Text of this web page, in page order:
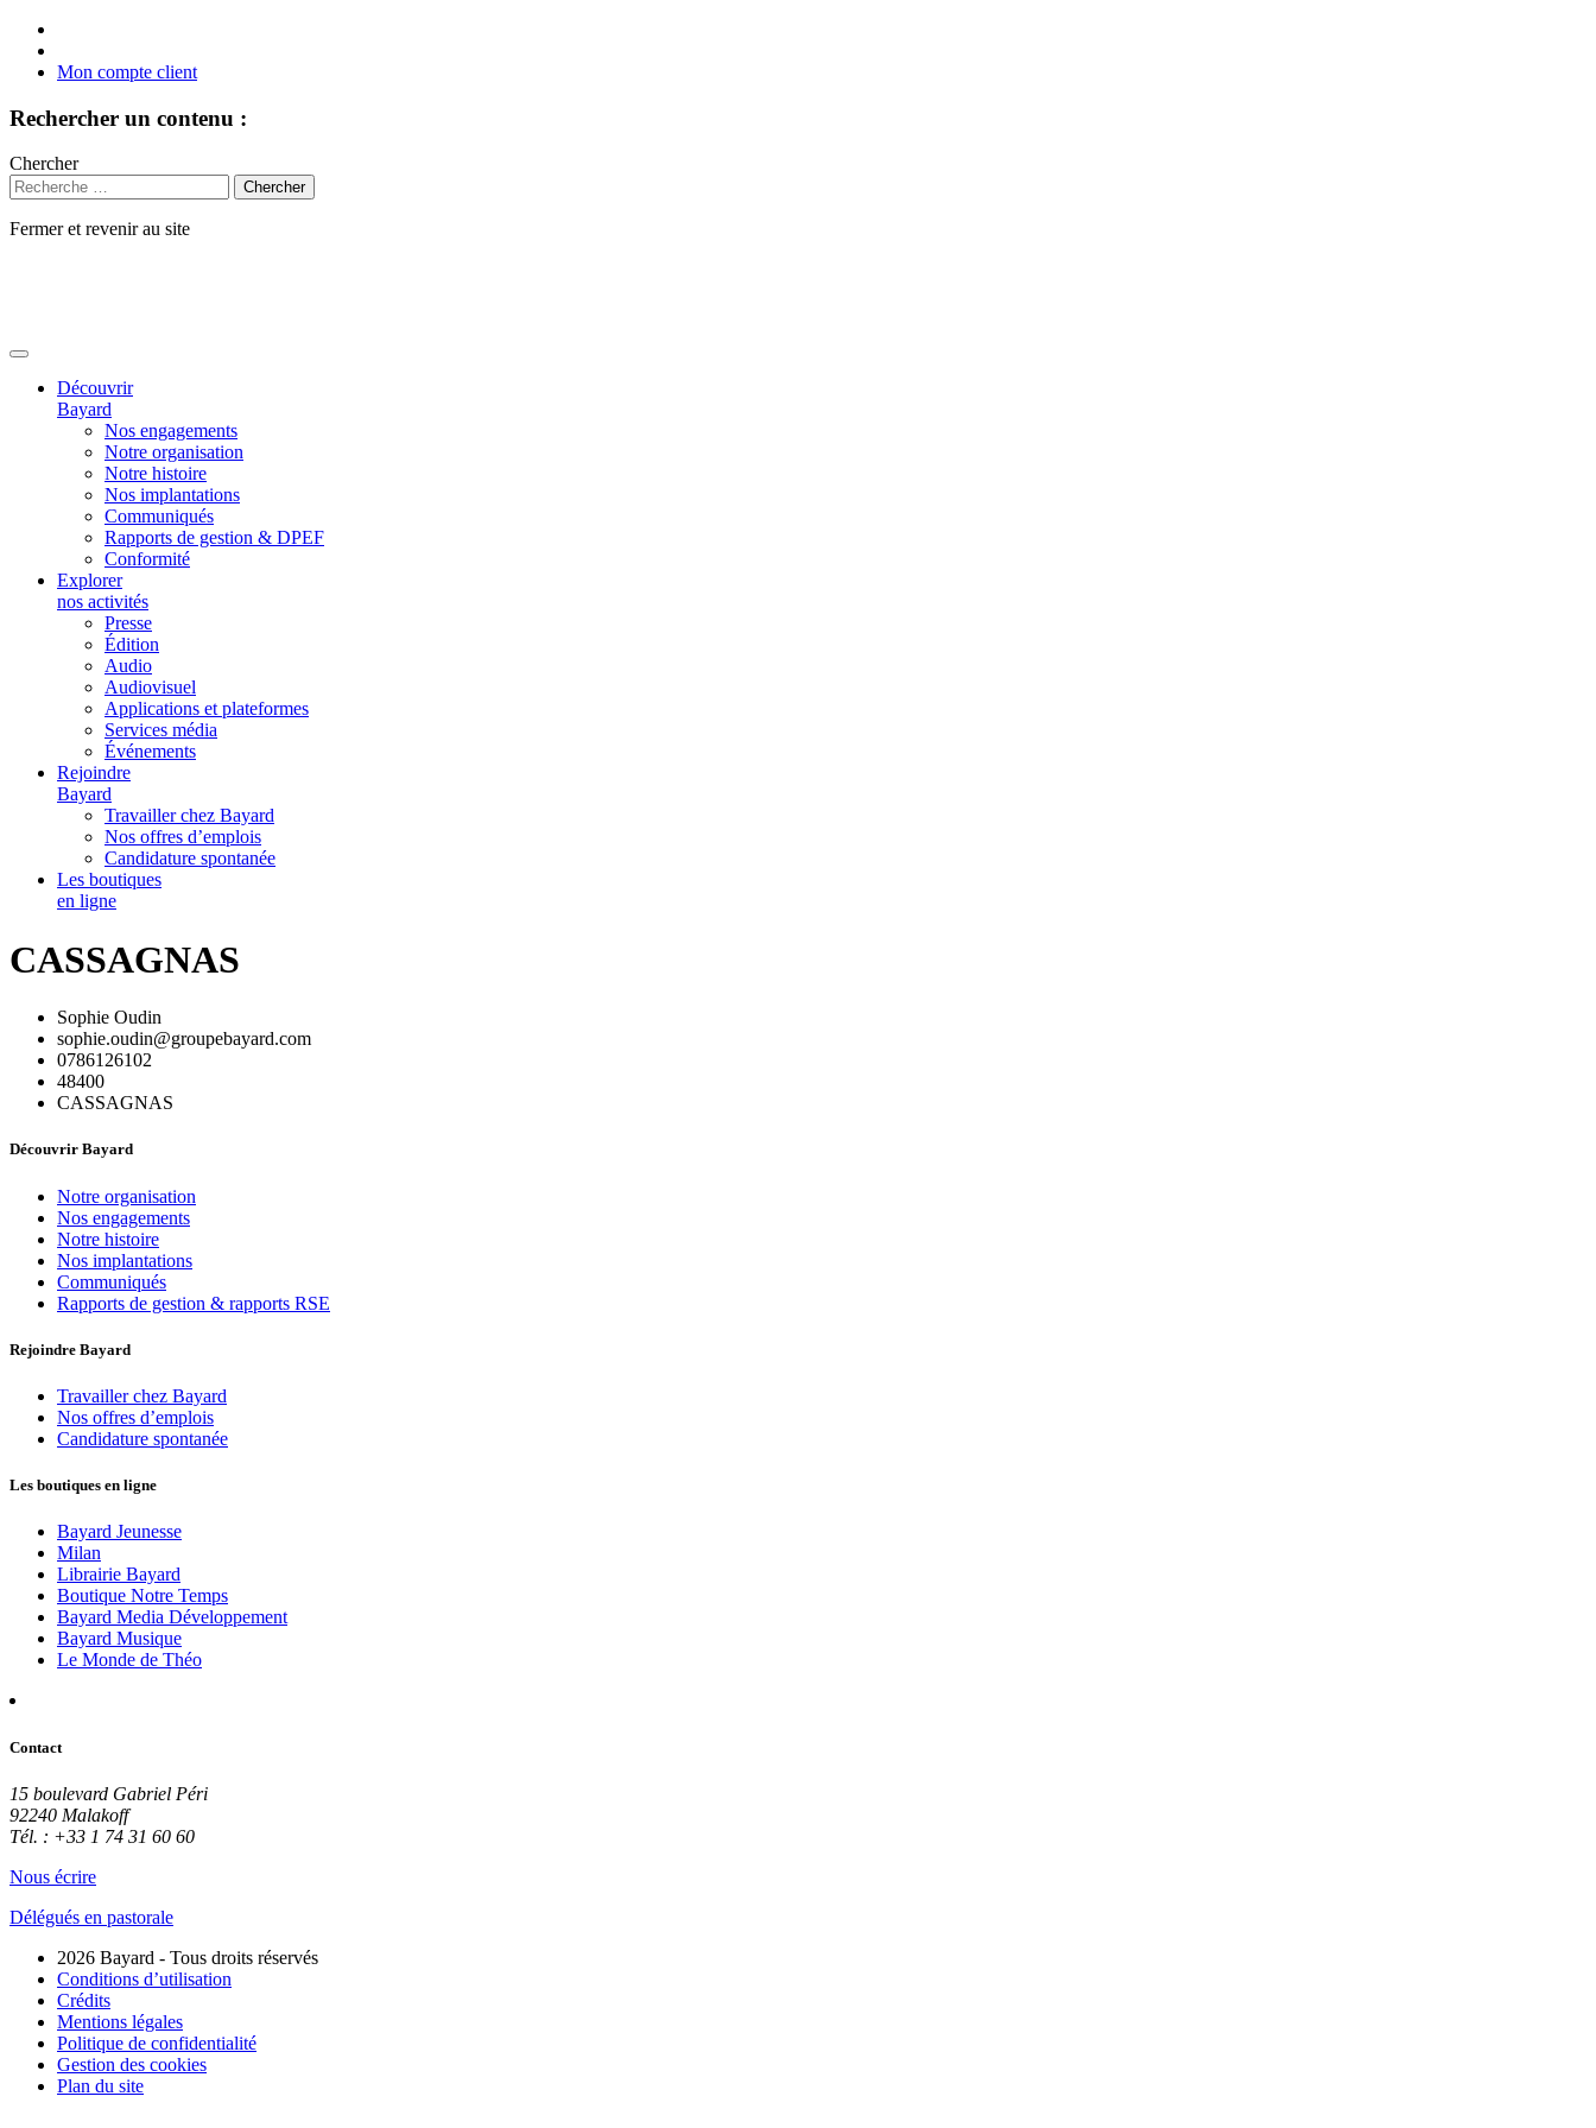
Mon compte client
Rechercher un contenu :
Chercher
Fermer et revenir au site
Découvrir
Bayard
Nos engagements
Notre organisation
Notre histoire
Nos implantations
Communiqués
Rapports de gestion & DPEF
Conformité
Explorer
nos activités
Presse
Édition
Audio
Audiovisuel
Applications et plateformes
Services média
Événements
Rejoindre
Bayard
Travailler chez Bayard
Nos offres d’emplois
Candidature spontanée
Les boutiques
en ligne
CASSAGNAS
Sophie Oudin
sophie.oudin@groupebayard.com
0786126102
48400
CASSAGNAS
Découvrir Bayard
Notre organisation
Nos engagements
Notre histoire
Nos implantations
Communiqués
Rapports de gestion & rapports RSE
Rejoindre Bayard
Travailler chez Bayard
Nos offres d’emplois
Candidature spontanée
Les boutiques en ligne
Bayard Jeunesse
Milan
Librairie Bayard
Boutique Notre Temps
Bayard Media Développement
Bayard Musique
Le Monde de Théo
Contact
15 boulevard Gabriel Péri
92240 Malakoff
Tél. : +33 1 74 31 60 60
Nous écrire
Délégués en pastorale
2026 Bayard - Tous droits réservés
Conditions d’utilisation
Crédits
Mentions légales
Politique de confidentialité
Gestion des cookies
Plan du site